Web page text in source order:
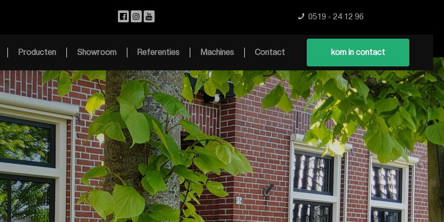
0519 - 24 12 96
Producten Showroom Referenties Machines Contact kom in contact